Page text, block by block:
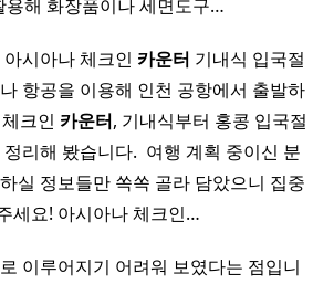
용해 화장품이나 세면도구…
시아나 체크인 카운터 기내식 입국절
항공을 이용해 인천 공항에서 출발하
크인 카운터, 기내식부터 홍콩 입국절
리해 봤습니다. ​ 여행 계획 중이신 분
실 정보들만 쏙쏙 골라 담았으니 집중
세요! 아시아나 체크인…
이루어지기 어려워 보였다는 점입니